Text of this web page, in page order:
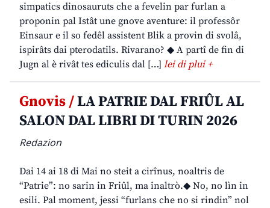
simpatics dinosauruts che a fevelin par furlan a
proponin pal Istât une gnove aventure: il professôr
Einsaur e il so fedêl assistent Blik a provin di svolâ,
ispirâts dai pterodatils. Rivarano? ◆ A partî de fin di
Jugn al è rivât tes ediculis dal […] lei di plui +
Gnovis /LA PATRIE DAL FRIÛL AL
SALON DAL LIBRI DI TURIN 2026
Redazion
Dai 14 ai 18 di Mai no steit a cirînus, noaltris de
“Patrie”: no sarin in Friûl, ma inaltrò.◆ No, no lìn in
esili. Pal moment, jessi “furlans che no si rindin” nol